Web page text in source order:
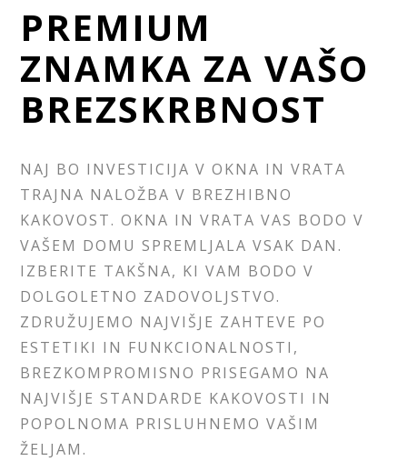
PREMIUM
ZNAMKA ZA VAŠO
BREZSKRBNOST
NAJ BO INVESTICIJA V OKNA IN VRATA
TRAJNA NALOŽBA V BREZHIBNO
KAKOVOST. OKNA IN VRATA VAS BODO V
VAŠEM DOMU SPREMLJALA VSAK DAN.
IZBERITE TAKŠNA, KI VAM BODO V
DOLGOLETNO ZADOVOLJSTVO.
ZDRUŽUJEMO NAJVIŠJE ZAHTEVE PO
ESTETIKI IN FUNKCIONALNOSTI,
BREZKOMPROMISNO PRISEGAMO NA
NAJVIŠJE STANDARDE KAKOVOSTI IN
POPOLNOMA PRISLUHNEMO VAŠIM
ŽELJAM.